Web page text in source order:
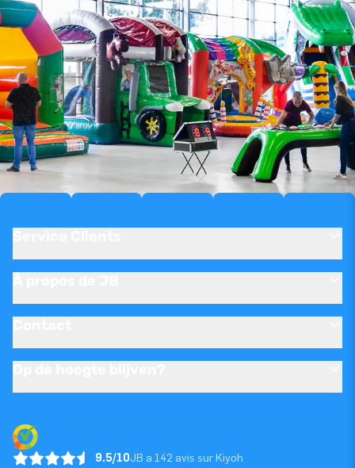
9.5/10JB a 142 avis sur Kiyoh